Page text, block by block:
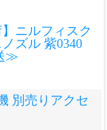
】ニルフィスク
ズル 紫0340
≫
別売りアクセ